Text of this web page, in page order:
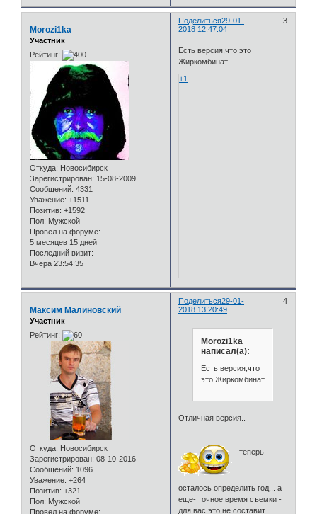
Поделиться 3
29-01-
2018 12:47:04
Morozi1ka
Участник
Рейтинг:
Откуда: Новосибирск
Зарегистрирован: 15-08-2009
Сообщений: 4331
Уважение: +1511
Позитив: +1592
Пол: Мужской
Провел на форуме:
5 месяцев 15 дней
Последний визит:
Вчера 23:54:35
Есть версия,что это
Жиркомбинат
+1
Поделиться 4
29-01-
2018 13:20:49
Максим Малиновский
Участник
Рейтинг:
Откуда: Новосибирск
Зарегистрирован: 08-10-2016
Сообщений: 1096
Уважение: +264
Позитив: +321
Пол: Мужской
Провел на форуме:
Morozi1ka
написал(а):
Есть версия,что
это Жиркомбинат
Отличная версия..
теперь
осталось определить год... а
еще- точное время съемки -
для вас это не составит